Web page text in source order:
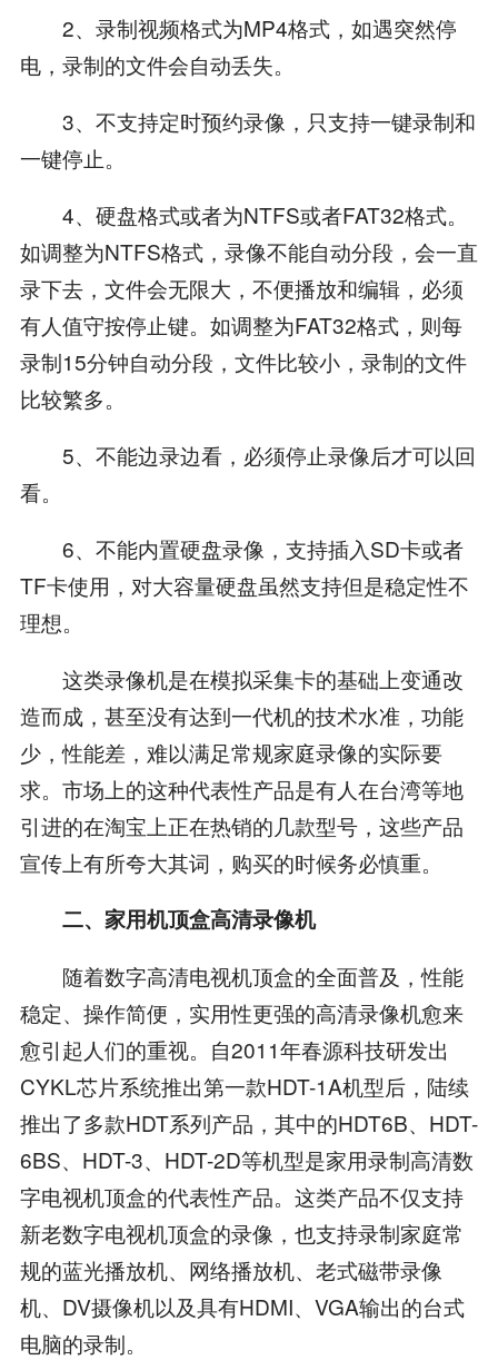
2、录制视频格式为MP4格式，如遇突然停
电，录制的文件会自动丢失。
3、不支持定时预约录像，只支持一键录制和
一键停止。
4、硬盘格式或者为NTFS或者FAT32格式。
如调整为NTFS格式，录像不能自动分段，会一直
录下去，文件会无限大，不便播放和编辑，必须
有人值守按停止键。如调整为FAT32格式，则每
录制15分钟自动分段，文件比较小，录制的文件
比较繁多。
5、不能边录边看，必须停止录像后才可以回
看。
6、不能内置硬盘录像，支持插入SD卡或者
TF卡使用，对大容量硬盘虽然支持但是稳定性不
理想。
这类录像机是在模拟采集卡的基础上变通改
造而成，甚至没有达到一代机的技术水准，功能
少，性能差，难以满足常规家庭录像的实际要
求。市场上的这种代表性产品是有人在台湾等地
引进的在淘宝上正在热销的几款型号，这些产品
宣传上有所夸大其词，购买的时候务必慎重。
二、家用机顶盒高清录像机
随着数字高清电视机顶盒的全面普及，性能
稳定、操作简便，实用性更强的高清录像机愈来
愈引起人们的重视。自2011年春源科技研发出
CYKL芯片系统推出第一款HDT-1A机型后，陆续
推出了多款HDT系列产品，其中的HDT6B、HDT-
6BS、HDT-3、HDT-2D等机型是家用录制高清数
字电视机顶盒的代表性产品。这类产品不仅支持
新老数字电视机顶盒的录像，也支持录制家庭常
规的蓝光播放机、网络播放机、老式磁带录像
机、DV摄像机以及具有HDMI、VGA输出的台式
电脑的录制。